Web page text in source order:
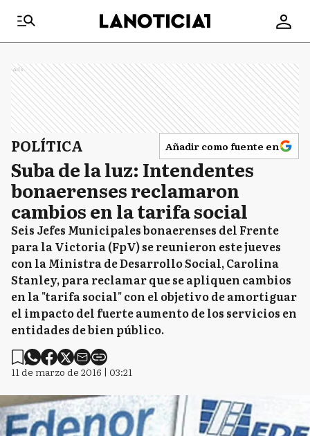
Ads
POLÍTICA Añadir como fuente en
Suba de la luz: Intendentes
bonaerenses reclamaron
cambios en la tarifa social
Seis Jefes Municipales bonaerenses del Frente
para la Victoria (FpV) se reunieron este jueves
con la Ministra de Desarrollo Social, Carolina
Stanley, para reclamar que se apliquen cambios
en la "tarifa social" con el objetivo de amortiguar
el impacto del fuerte aumento de los servicios en
entidades de bien público.
11 de marzo de 2016 | 03:21